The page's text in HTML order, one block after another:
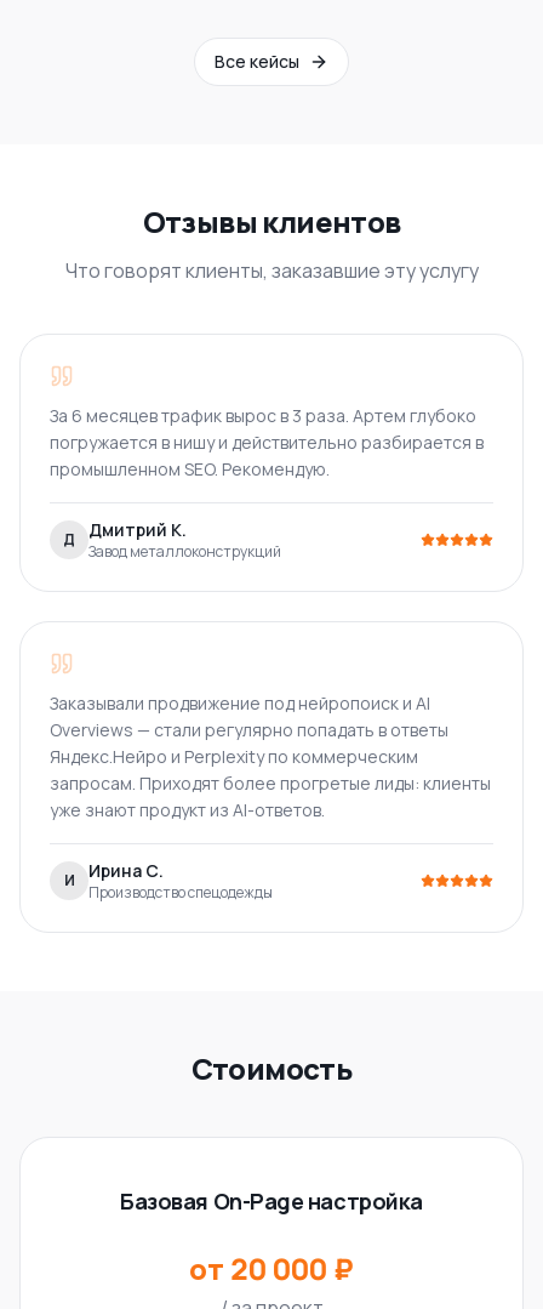
Все кейсы
Отзывы клиентов
Что говорят клиенты, заказавшие эту услугу
За 6 месяцев трафик вырос в 3 раза. Артем глубоко
погружается в нишу и действительно разбирается в
промышленном SEO. Рекомендую.
Д Дмитрий К.
Завод металлоконструкций
Заказывали продвижение под нейропоиск и AI
Overviews — стали регулярно попадать в ответы
Яндекс.Нейро и Perplexity по коммерческим
запросам. Приходят более прогретые лиды: клиенты
уже знают продукт из AI-ответов.
И Ирина С.
Производство спецодежды
Стоимость
Базовая On-Page настройка
от 20 000 ₽